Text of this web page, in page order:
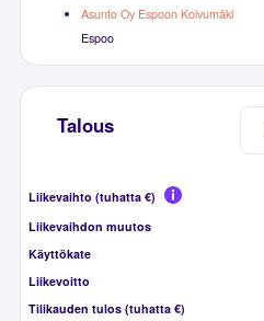
Asunto Oy Espoon Koivumäki
Espoo
Talous
Liikevaihto (tuhatta €)
Liikevaihdon muutos
Käyttökate
Liikevoitto
Tilikauden tulos (tuhatta €)